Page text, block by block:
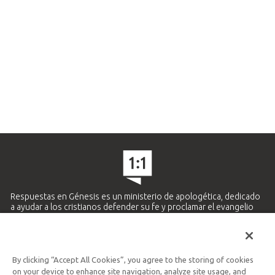
Respuestas en Génesis es un ministerio de apologética, dedicado
a ayudar a los cristianos defender su fe y proclamar el evangelio
Ministerio Hispano y Latinoamericano
By clicking “Accept All Cookies”, you agree to the storing of cookies
on your device to enhance site navigation, analyze site usage, and